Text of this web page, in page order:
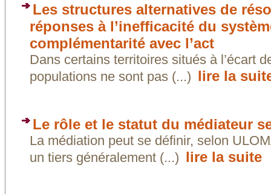
Les structures alternatives de
réponses à l’inefficacité du
complémentarité avec l’act
Dans certains territoires situés à l’écart
populations ne sont pas (...) lire la
Le rôle et le statut du médiateur
La médiation peut se définir, selon
un tiers généralement (...) lire la suite